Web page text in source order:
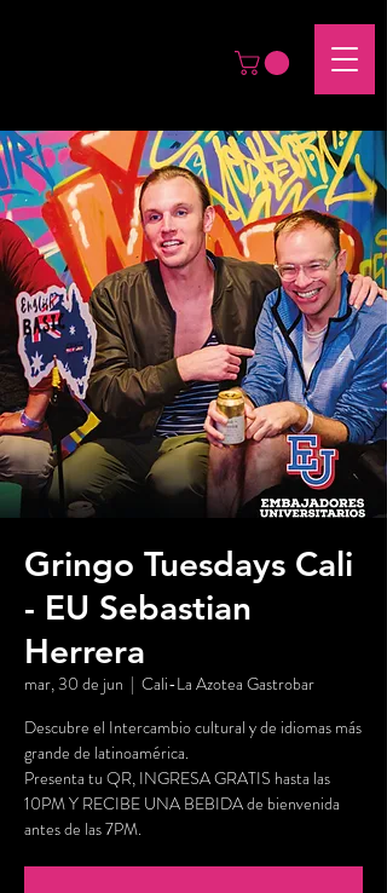
Gringo Tuesdays Cali
- EU Sebastian
Herrera
mar, 30 de jun
  |
Cali-La Azotea Gastrobar
Descubre el Intercambio cultural y de idiomas más
grande de latinoamérica.
Presenta tu QR, INGRESA GRATIS hasta las
10PM Y RECIBE UNA BEBIDA de bienvenida
antes de las 7PM.